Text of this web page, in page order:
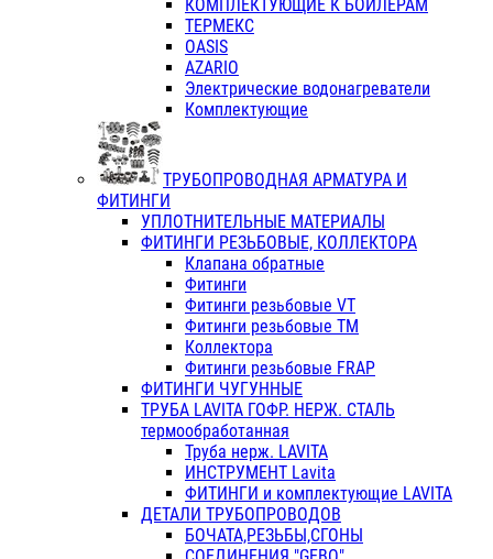
КОМПЛЕКТУЮЩИЕ К БОЙЛЕРАМ
ТЕРМЕКС
OASIS
AZARIO
Электрические водонагреватели
Комплектующие
ТРУБОПРОВОДНАЯ АРМАТУРА И
ФИТИНГИ
УПЛОТНИТЕЛЬНЫЕ МАТЕРИАЛЫ
ФИТИНГИ РЕЗЬБОВЫЕ, КОЛЛЕКТОРА
Клапана обратные
Фитинги
Фитинги резьбовые VT
Фитинги резьбовые ТМ
Коллектора
Фитинги резьбовые FRAP
ФИТИНГИ ЧУГУННЫЕ
ТРУБА LAVITA ГОФР. НЕРЖ. СТАЛЬ
термообработанная
Труба нерж. LAVITA
ИНСТРУМЕНТ Lavita
ФИТИНГИ и комплектующие LAVITA
ДЕТАЛИ ТРУБОПРОВОДОВ
БОЧАТА,РЕЗЬБЫ,СГОНЫ